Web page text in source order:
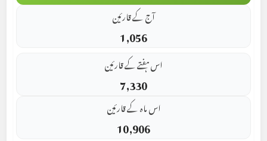
آج کے قارئین
1,056
اس ہفتے کے قارئین
7,330
اس ماہ کے قارئین
10,906